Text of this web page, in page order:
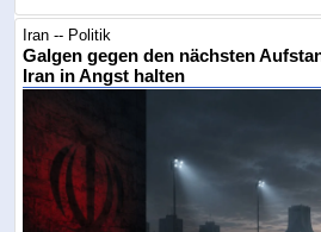
Iran -- Politik
Galgen gegen den nächsten
Iran in Angst halten